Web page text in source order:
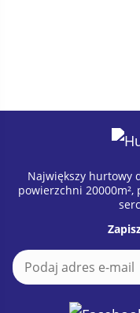
Największy hurtowy
powierzchni
i
E
m